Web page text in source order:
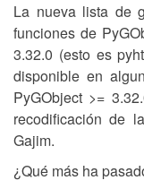
La nueva lista de
funciones de
3.32.0 (esto es
disponible en
PyGObject >=
recodificación de
Gajim.
¿Qué más ha